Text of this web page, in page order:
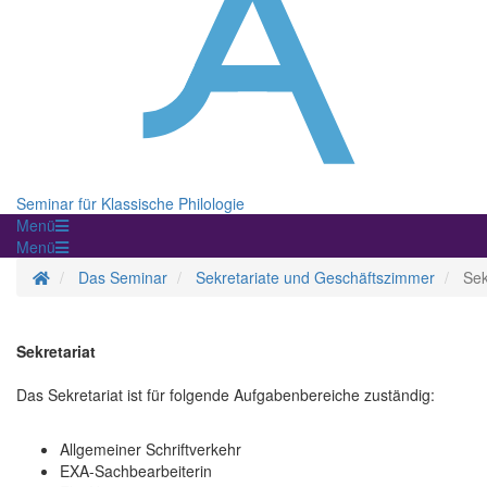
Seminar für Klassische Philologie
Menü
Menü
StartseiteDas Seminar Sekretariate und Geschäftszimmer
Sekretariat
Das Sekretariat ist für folgende Aufgabenbereiche zuständig:
Allgemeiner Schriftverkehr
EXA-Sachbearbeiterin